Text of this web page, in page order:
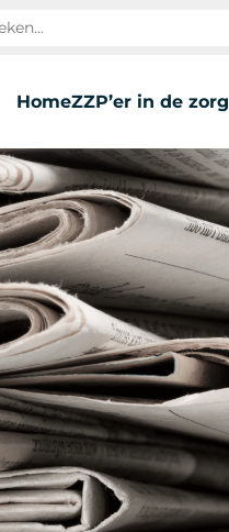
HomeZZP’er in de zorg